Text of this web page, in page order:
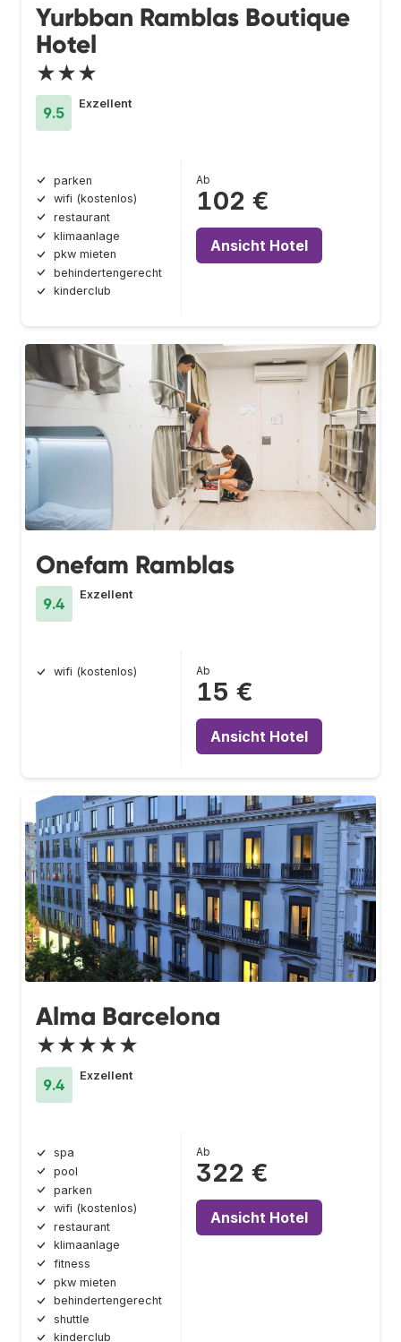
Yurbban Ramblas Boutique
Hotel
★★★
9.5
Exzellent
parken
wifi (kostenlos)
restaurant
klimaanlage
pkw mieten
behindertengerecht
kinderclub
Ab
102 €
Ansicht Hotel
Onefam Ramblas
9.4
Exzellent
wifi (kostenlos) Ab
15 €
Ansicht Hotel
Alma Barcelona
★★★★★
9.4
Exzellent
spa
pool
parken
wifi (kostenlos)
restaurant
klimaanlage
fitness
pkw mieten
behindertengerecht
shuttle
kinderclub
Ab
322 €
Ansicht Hotel